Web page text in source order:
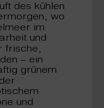
des kühlen
wo
im
und
frische,
– ein
grünem
und